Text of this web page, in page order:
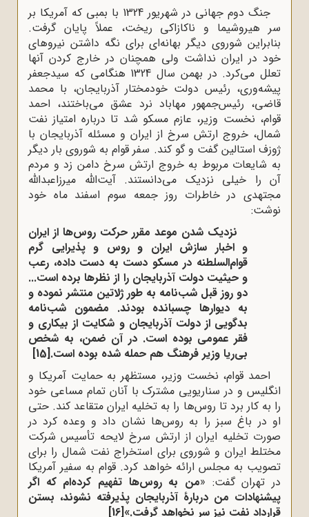
جنگ دوم جهانی در شهریور 1324 با بمبی که آمریکا بر
سر هیروشیما و ناکازاکی ریخت، عملاً پایان گرفت.
بنابراین شوروی دیگر بهانه‌ای برای نگه داشتن نیروهای
خود در ایران نداشت ولی همچنان در خارج کردن آنها
تعلل می‌کرد. در بهمن سال 1324 هنگامی که سیدجعفر
پیشه‌وری، رئیس دولت خودمختار آذربایجان، با محمد
قاضی، رئیس‌جمهور مهاباد نرد عشق می‌باختند، احمد
قوام، نخست وزیر، عازم مسکو شد تا درباره امتیاز نفت
شمال، خروج ارتش سرخ از ایران و مسئله آذربایجان با
ژوزف استالین گفت ‌و گو کند. سفر قوام به شوروی بار دیگر
به شایعات مربوط به خروج ارتش سرخ دامن زد و مردم
آن را خیلی نزدیک می‌دانستند. آیت‌الله میرزاعبدالله
مجتهدی در خاطرات روز جمعه سوم اسفند ماه خود
نوشت:
نزدیک شدن موعد مقرر حرکت روس‌ها از ایران
و اخبار سازش ایران و روس و پذیرایی گرم
قوام‌السلطنه در مسکو دست به دست داده، رعب
و حیثیت دولت آذربایجان را از نظرها برده است...
دو روز قبل شب‌نامه به طور ژلاتین منتشر نموده و
به دیوارها چسبانده بودند. مضمون شب‌نامه
بدگویی از دولت آذربایجان و شکایت از بیکاری و
فقر عمومی بوده است. در آن ضمن، به شخص
بی‌ریا وزیر فرهنگ هم حمله شده بوده است.[15]
احمد قوام، نخست وزیر، مستظهر به حمایت آمریکا و
انگلیس و در سناریویی مشترک با آنان تمام مساعی خود
را به کار برد تا روس‌ها را به تخلیه ایران متقاعد کند. حتی
او در باغ سبز را به روس‌ها نشان داد و وعده کرد در
صورت تخلیه ایران از ارتش سرخ لایحه تأسیس شرکت
مختلط ایران و شوروی برای استخراج نفت شمال را برای
تصویب به مجلس ارائه خواهد کرد. قوام به سفیر آمریکا
در تهران گفت: «من به روس‌ها تفهیم کرده‌ام که اگر
پیشنهادات من دربارۀ آذربایجان پذیرفته نشوند، بستن
قرارداد نفت نیز سر نخواهد گرفت.»[16]